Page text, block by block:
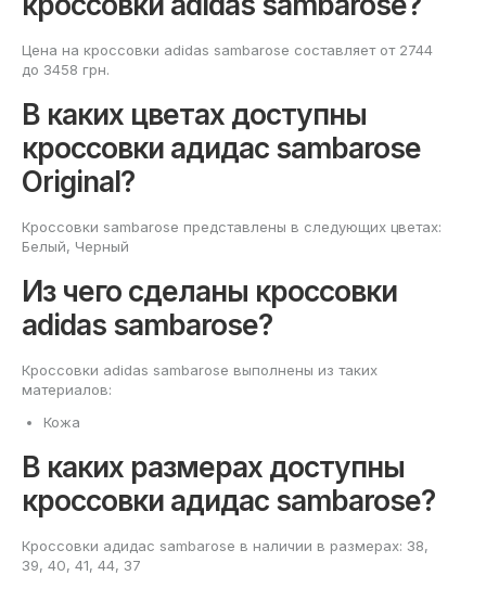
Цена на кроссовки adidas sambarose составляет от 2744
до 3458 грн.
В каких цветах доступны
кроссовки адидас sambarose
Original?
Кроссовки sambarose представлены в следующих цветах:
Белый, Черный
Из чего сделаны кроссовки
adidas sambarose?
Кроссовки adidas sambarose выполнены из таких
материалов:
Кожа
В каких размерах доступны
кроссовки адидас sambarose?
Кроссовки адидас sambarose в наличии в размерах: 38,
39, 40, 41, 44, 37